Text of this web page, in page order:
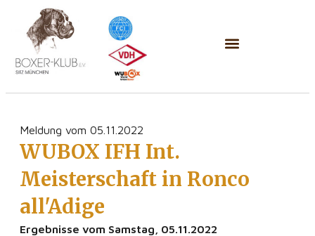
Meldung vom 05.11.2022
WUBOX IFH Int.
Meisterschaft in Ronco
all'Adige
Ergebnisse vom Samstag, 05.11.2022